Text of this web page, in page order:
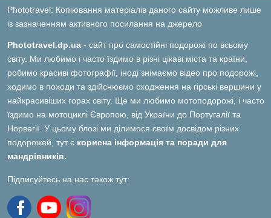
Phototravel: Копіювання матеріалів даного сайту можливе лише
із зазначенням активного посилання на джерело
Phototravel.dp.ua - сайт про самостійні подорожі по всьому
світу. Ми любимо і часто їздимо в різні цікаві міста та країни,
робимо красиві фотографії, іноді знімаємо відео про подорожі,
ходимо в походи та здійснюємо сходження на гірські вершини у
найкрасивіших горах світу. Ще ми любимо мотоподорожі, і часто
їздимо на мотоциклі Європою, від України до Португалії та
Норвегії. У цьому блозі ми ділимося своїм досвідом різних
подорожей, тут є корисна інформація та поради для
мандрівників.
Підписуйтесь на нас також тут: